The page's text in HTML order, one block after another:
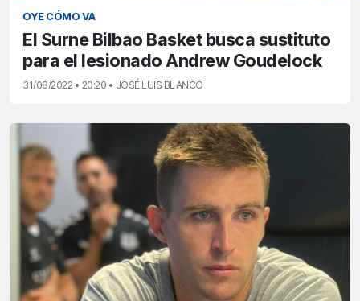
OYE CÓMO VA
El Surne Bilbao Basket busca sustituto
para el lesionado Andrew Goudelock
31/08/2022 • 20:20 • JOSÉ LUIS BLANCO